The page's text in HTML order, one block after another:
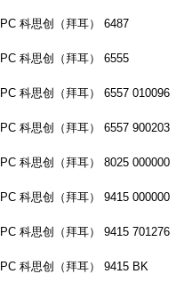
PC 科思创（拜耳） 6487
PC 科思创（拜耳） 6555
PC 科思创（拜耳） 6557 010096
PC 科思创（拜耳） 6557 900203
PC 科思创（拜耳） 8025 000000
PC 科思创（拜耳） 9415 000000
PC 科思创（拜耳） 9415 701276
PC 科思创（拜耳） 9415 BK